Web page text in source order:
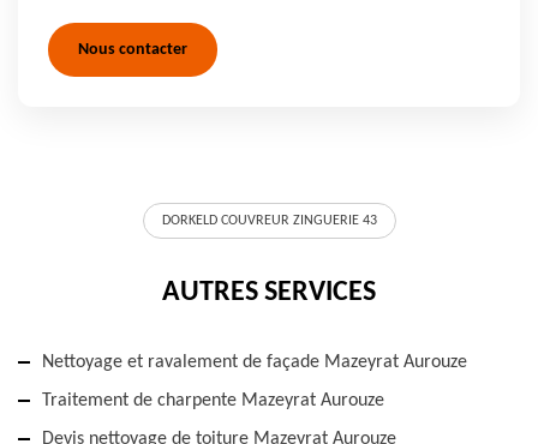
Nous contacter
DORKELD COUVREUR ZINGUERIE 43
AUTRES SERVICES
Nettoyage et ravalement de façade Mazeyrat Aurouze
Traitement de charpente Mazeyrat Aurouze
Devis nettoyage de toiture Mazeyrat Aurouze